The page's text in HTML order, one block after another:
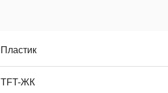
Пластик
TFT-ЖК